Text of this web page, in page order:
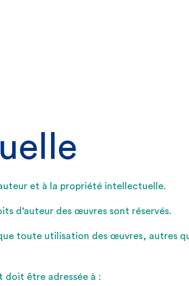
et à la propriété intellectuelle.
d’auteur des œuvres sont réservés.
toute utilisation des œuvres, autres
doit être adressée à :